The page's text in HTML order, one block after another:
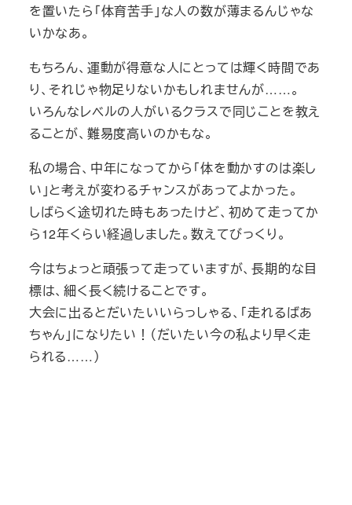
を置いたら「体育苦手」な人の数が薄まるんじゃな
いかなあ。
もちろん、運動が得意な人にとっては輝く時間であ
り、それじゃ物足りないかもしれませんが……。
いろんなレベルの人がいるクラスで同じことを教え
ることが、難易度高いのかもな。
私の場合、中年になってから「体を動かすのは楽し
い」と考えが変わるチャンスがあってよかった。
しばらく途切れた時もあったけど、初めて走ってか
ら12年くらい経過しました。数えてびっくり。
今はちょっと頑張って走っていますが、長期的な目
標は、細く長く続けることです。
大会に出るとだいたいいらっしゃる、「走れるばあ
ちゃん」になりたい！（だいたい今の私より早く走
られる……）